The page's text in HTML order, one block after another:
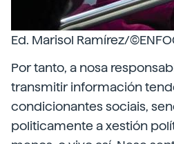
Ed. Marisol Ramírez/
Por tanto, a nosa
transmitir información
condicionantes sociais,
politicamente a xestión